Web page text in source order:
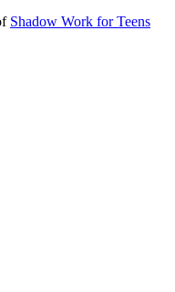
Shadow Work for Teens